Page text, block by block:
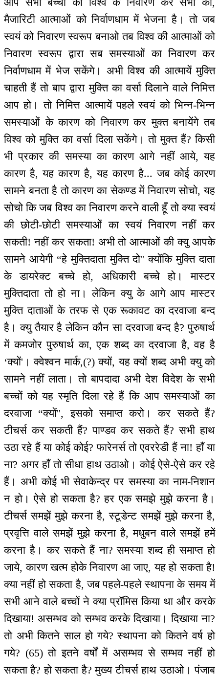
मैजारिटी आत्माओं को निर्वाणधाम में भेजना है। तो जब
स्वयं को निवारण स्वरूप बनाओ तब विश्व की आत्माओं को
निवारण स्वरूप द्वारा सब समस्याओं का निवारण कर
निर्वाणधाम में भेज सकेंगे। अभी विश्व की आत्मायें मुक्ति
चाहती हैं तो बाप द्वारा मुक्ति का वर्सा दिलाने वाले निमित्त
आप हो। तो निमित्त आत्मायें पहले स्वयं को भिन्न-भिन्न
समस्याओं के कारण को निवारण कर मुक्त बनायेंगे तब
विश्व को मुक्ति का वर्सा दिला सकेंगे। तो मुक्त हैं? किसी
भी प्रकार की समस्या का कारण आगे नहीं आये, यह
कारण है, यह कारण है, यह कारण है... जब कोई कारण
सामने बनता है तो कारण का सेकण्ड में निवारण सोचो, यह
सोचो कि जब विश्व का निवारण करने वाली हूँ तो क्या स्वयं
की छोटी-छोटी समस्याओं का स्वयं निवारण नहीं कर
सकती! नहीं कर सकता! अभी तो आत्माओं की क्यु आपके
सामने आयेगी “हे मुक्तिदाता मुक्ति दो'' क्योंकि मुक्ति दाता
के डायरेक्ट बच्चे हो, अधिकारी बच्चे हो। मास्टर
मुक्तिदाता तो हो ना। लेकिन क्यु के आगे आप मास्टर
मुक्ति दाताओं के तरफ से एक रूकावट का दरवाजा बन्द
है। क्यु तैयार है लेकिन कौन सा दरवाजा बन्द है? पुरुषार्थ
में कमजोर पुरुषार्थ का, एक शब्द का दरवाजा है, वह है
‘क्यों'। क्वेश्वन मार्क,(?) क्यों, यह क्यों शब्द अभी क्यु को
सामने नहीं लाता। तो बापदादा अभी देश विदेश के सभी
बच्चों को यह स्मृति दिला रहे हैं कि आप समस्याओं का
दरवाजा “क्यों'', इसको समाप्त करो। कर सकते हैं?
टीचर्स कर सकती हैं? पाण्डव कर सकते हैं? सभी हाथ
उठा रहे हैं या कोई कोई? फारेनर्स तो एवररेडी हैं ना! हाँ या
ना? अगर हाँ तो सीधा हाथ उठाओ। कोई ऐसे-ऐसे कर रहे
हैं। अभी कोई भी सेवाकेन्द्र पर समस्या का नाम-निशान
न हो। ऐसे हो सकता है? हर एक समझे मुझे करना है।
टीचर्स समझें मुझे करना है, स्टूडेन्ट समझें मुझे करना है,
प्रवृत्ति वाले समझें मुझे करना है, मधुबन वाले समझें हमें
करना है। कर सकते हैं ना? समस्या शब्द ही समाप्त हो
जाये, कारण खत्म होके निवारण आ जाए, यह हो सकता है!
क्या नहीं हो सकता है, जब पहले-पहले स्थापना के समय में
सभी आने वाले बच्चों ने क्या प्रॉमिस किया था और करके
दिखाया! असम्भव को सम्भव करके दिखाया। दिखाया ना?
तो अभी कितने साल हो गये? स्थापना को कितने वर्ष हो
गये? (65) तो इतने वर्षों में असम्भव से सम्भव नहीं हो
सकता है? हो सकता है? मुख्य टीचर्स हाथ उठाओ। पंजाब